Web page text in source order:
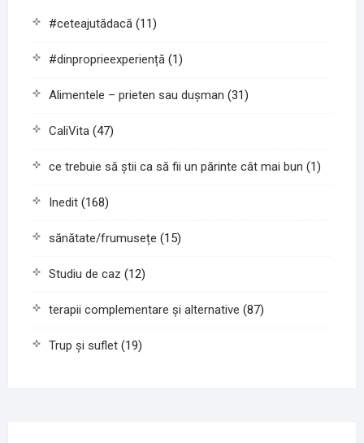
#ceteajutădacă(11)
#dinproprieexperiență(1)
Alimentele – prieten sau duşman (31)
CaliVita(47)
ce trebuie să știi ca să fii un părinte cât mai bun (1)
Inedit(168)
sănătate/frumusețe (15)
Studiu de caz (12)
terapii complementare și alternative (87)
Trup și suflet(19)